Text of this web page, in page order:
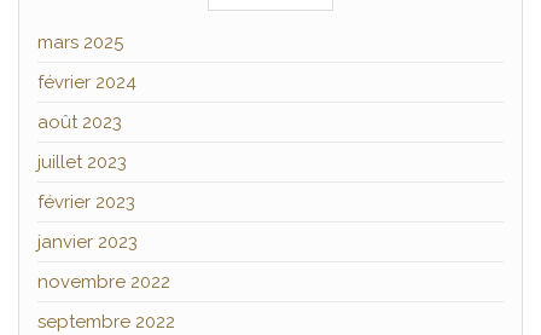
mars 2025
février 2024
août 2023
juillet 2023
février 2023
janvier 2023
novembre 2022
septembre 2022